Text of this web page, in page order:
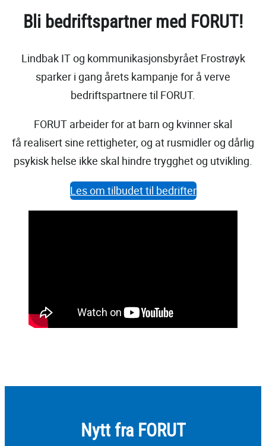
Bli bedriftspartner med FORUT!
Lindbak IT og kommunikasjonsbyrået Frostrøyk
sparker i gang årets kampanje for å verve
bedriftspartnere til FORUT.
FORUT arbeider for at barn og kvinner skal
få realisert sine rettigheter, og at rusmidler og dårlig
psykisk helse ikke skal hindre trygghet og utvikling.
Les om tilbudet til bedrifter
Nytt fra FORUT